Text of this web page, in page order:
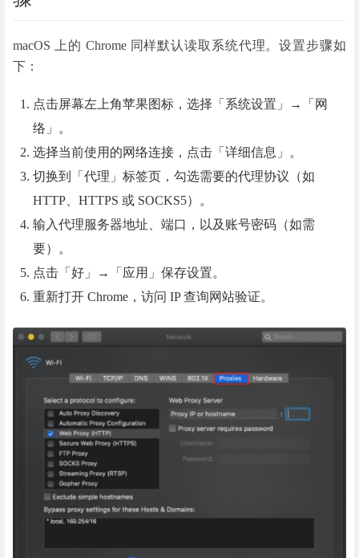
macOS 上的 Chrome 同样默认读取系统代理。设置步骤如
下：
点击屏幕左上角苹果图标，选择「系统设置」→「网
络」。
选择当前使用的网络连接，点击「详细信息」。
切换到「代理」标签页，勾选需要的代理协议（如
HTTP、HTTPS 或 SOCKS5）。
输入代理服务器地址、端口，以及账号密码（如需
要）。
点击「好」→「应用」保存设置。
重新打开 Chrome，访问 IP 查询网站验证。